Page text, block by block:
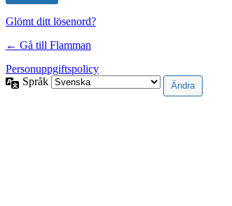
Glömt ditt lösenord?
← Gå till Flamman
Personuppgiftspolicy
Språk